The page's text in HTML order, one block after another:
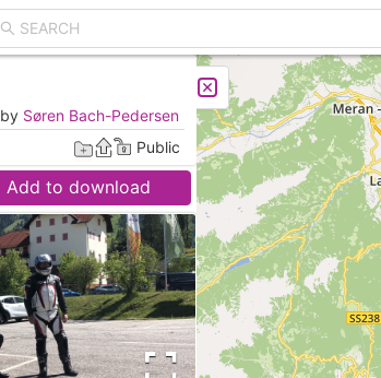
by Søren Bach-Pedersen
Public
Add to download